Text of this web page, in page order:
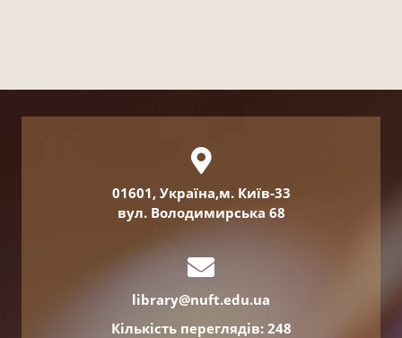
01601, Україна,м. Київ-33
вул. Володимирська 68
library@nuft.edu.ua
Кількість переглядів: 248